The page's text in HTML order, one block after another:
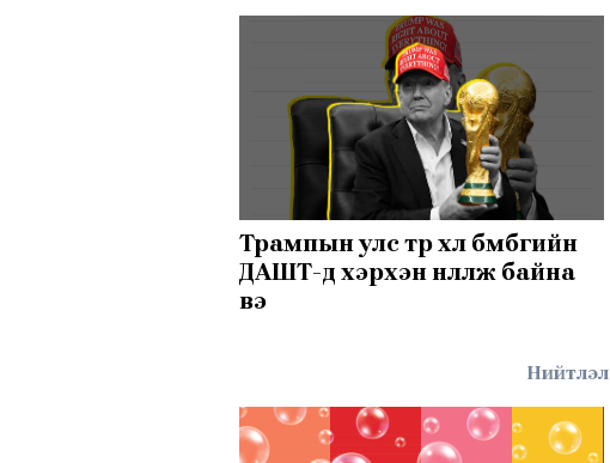
Трампын улс төр хөл бөмбөгийн
ДАШТ-д хэрхэн нөлөөлж байна
вэ
Нийтлэл